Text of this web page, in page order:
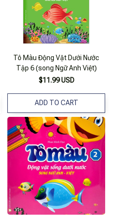
Tô Màu Động Vật Dưới Nước
Tập 6 (song Ngữ Anh Việt)
$11.99 USD
ADD TO CART